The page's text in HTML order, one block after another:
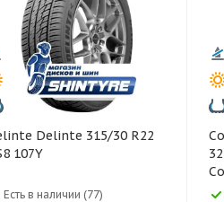
315/30 R22
107Y
Есть в наличии (77)